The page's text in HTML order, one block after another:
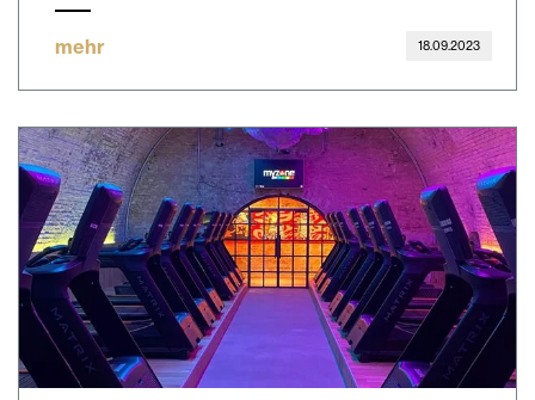
mehr 18.09.2023